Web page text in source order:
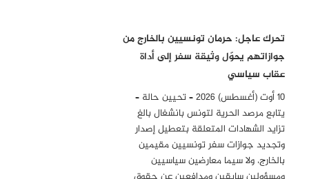
تحرك عاجل: حرمان تونسيين بالخارج من
جوازاتهم يحوّل وثيقة سفر إلى أداة
عقاب سياسي
10 أوت (أغسطس) 2026 – تحيين حالة –
يتابع مرصد الحرية لتونس بانشغال بالغ
تزايد الشهادات المتعلقة بتعطيل إصدار
وتجديد جوازات سفر تونسيين مقيمين
بالخارج، ولا سيما معارضين سياسيين